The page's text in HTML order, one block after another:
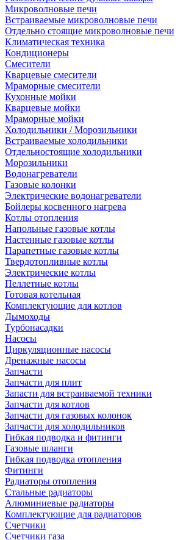
Микроволновые печи
Встраиваемые микроволновые печи
Отдельно стоящие микроволновые печи
Климатическая техника
Кондиционеры
Смесители
Кварцевые смесители
Мраморные смесители
Кухонные мойки
Кварцевые мойки
Мраморные мойки
Холодильники / Морозильники
Встраиваемые холодильники
Отдельностоящие холодильники
Морозильники
Водонагреватели
Газовые колонки
Электрические водонагреватели
Бойлеры косвенного нагрева
Котлы отопления
Напольные газовые котлы
Настенные газовые котлы
Парапетные газовые котлы
Твердотопливные котлы
Электрические котлы
Пеллетные котлы
Готовая котельная
Комплектующие для котлов
Дымоходы
Турбонасадки
Насосы
Циркуляционные насосы
Дренажные насосы
Запчасти
Запчасти для плит
Запасти для встраиваемой техники
Запчасти для котлов
Запчасти для газовых колонок
Запчасти для холодильников
Гибкая подводка и фитинги
Газовые шланги
Гибкая подводка отопления
Фитинги
Радиаторы отопления
Стальные радиаторы
Алюминиевые радиаторы
Комплектующие для радиаторов
Счетчики
Счетчики газа